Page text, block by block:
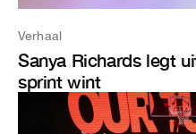
Verhaal
Sanya Richards legt
sprint wint